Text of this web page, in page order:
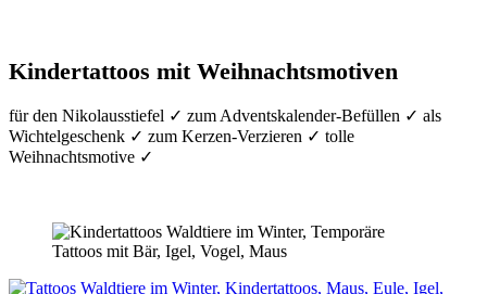
Kindertattoos mit Weihnachtsmotiven
für den Nikolausstiefel ✓ zum Adventskalender-Befüllen ✓ als
Wichtelgeschenk ✓ zum Kerzen-Verzieren ✓ tolle
Weihnachtsmotive ✓